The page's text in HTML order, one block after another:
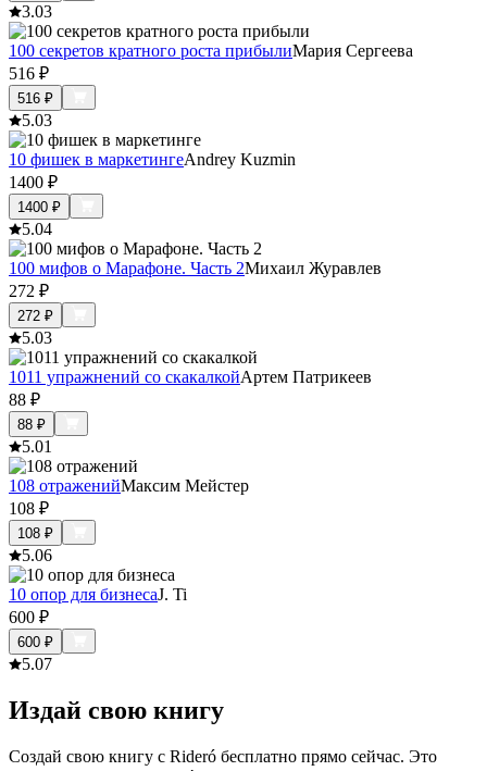
3.03
100 секретов кратного роста прибылиМария Сергеева
516 ₽
516 ₽
5.03
10 фишек в маркетингеAndrey Kuzmin
1400 ₽
1400 ₽
5.04
100 мифов о Марафоне. Часть 2Михаил Журавлев
272 ₽
272 ₽
5.03
1011 упражнений со скакалкойАртем Патрикеев
88 ₽
88 ₽
5.01
108 отраженийМаксим Мейстер
108 ₽
108 ₽
5.06
10 опор для бизнесаJ. Ti
600 ₽
600 ₽
5.07
Издай свою книгу
Создай свою книгу с Rideró бесплатно прямо сейчас. Это